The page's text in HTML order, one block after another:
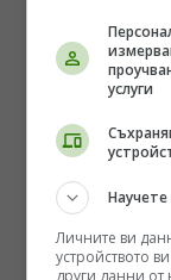
услуги
Личните ви
устройството
други данни